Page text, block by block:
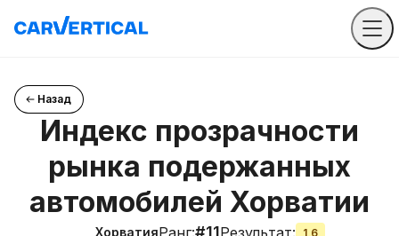
Назад
Индекс прозрачности
рынка подержанных
автомобилей Хорватии
ХорватияРанг:#11Результат: 1,6